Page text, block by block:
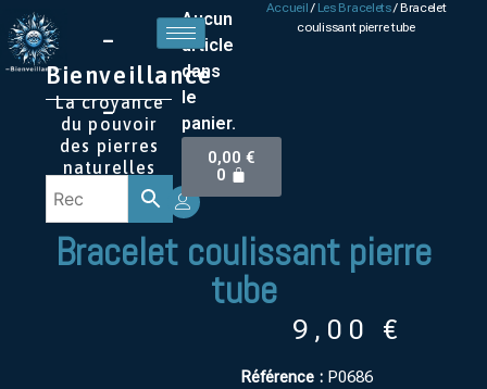
–
Bienveillance
–
La croyance
du pouvoir
des pierres
naturelles
Aucun
article
dans
le
panier.
0,00€
0
Accueil/ Les Bracelets/ Bracelet
coulissant pierre tube
Bracelet coulissant pierre
tube
9,00 €
Référence : P0686